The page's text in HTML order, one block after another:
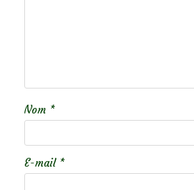
Nom *
E-mail *